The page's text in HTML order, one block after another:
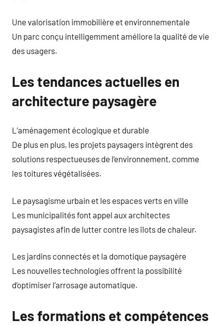
Une valorisation immobilière et environnementale
Un parc conçu intelligemment améliore la qualité de vie
des usagers.
Les tendances actuelles en
architecture paysagère
L’aménagement écologique et durable
De plus en plus, les projets paysagers intègrent des
solutions respectueuses de l’environnement, comme
les toitures végétalisées.
Le paysagisme urbain et les espaces verts en ville
Les municipalités font appel aux architectes
paysagistes afin de lutter contre les îlots de chaleur.
Les jardins connectés et la domotique paysagère
Les nouvelles technologies offrent la possibilité
d’optimiser l’arrosage automatique.
Les formations et compétences